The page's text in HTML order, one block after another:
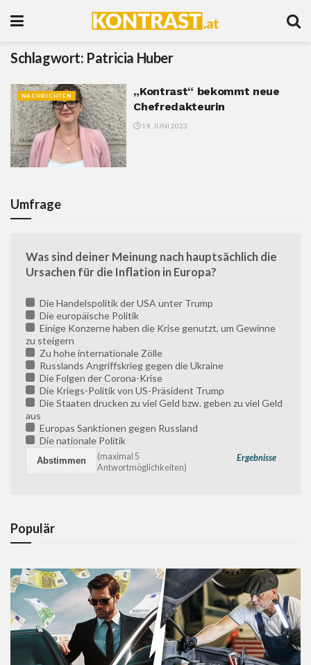
Schlagwort: Patricia Huber
NACHRICHTEN
„Kontrast“ bekommt neue
Chefredakteurin
19. JUNI 2023
Umfrage
Was sind deiner Meinung nach hauptsächlich die
Ursachen für die Inflation in Europa?
Die Handelspolitik der USA unter Trump
Die europäische Politik
Einige Konzerne haben die Krise genutzt, um Gewinne
zu steigern
Zu hohe internationale Zölle
Russlands Angriffskrieg gegen die Ukraine
Die Folgen der Corona-Krise
Die Kriegs-Politik von US-Präsident Trump
Die Staaten drucken zu viel Geld bzw. geben zu viel Geld
aus
Europas Sanktionen gegen Russland
Die nationale Politik
Ergebnisse
(maximal 5
Antwortmöglichkeiten)
Populär